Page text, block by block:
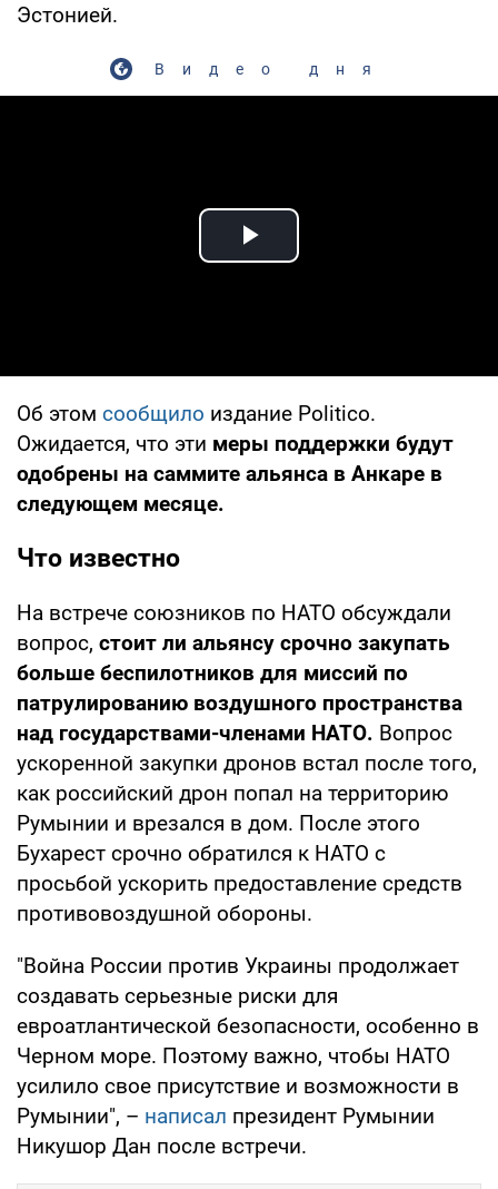
Эстонией.
Видео дня
Play Video
Об этом сообщило издание Politico.
Ожидается, что эти меры поддержки будут
одобрены на саммите альянса в Анкаре в
следующем месяце.
Что известно
На встрече союзников по НАТО обсуждали
вопрос, стоит ли альянсу срочно закупать
больше беспилотников для миссий по
патрулированию воздушного пространства
над государствами-членами НАТО. Вопрос
ускоренной закупки дронов встал после того,
как российский дрон попал на территорию
Румынии и врезался в дом. После этого
Бухарест срочно обратился к НАТО с
просьбой ускорить предоставление средств
противовоздушной обороны.
"Война России против Украины продолжает
создавать серьезные риски для
евроатлантической безопасности, особенно в
Черном море. Поэтому важно, чтобы НАТО
усилило свое присутствие и возможности в
Румынии", – написал президент Румынии
Никушор Дан после встречи.